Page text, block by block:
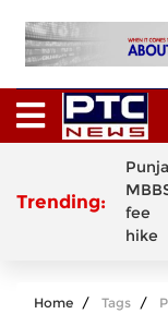
Trending:
fee
hike
Home Tags